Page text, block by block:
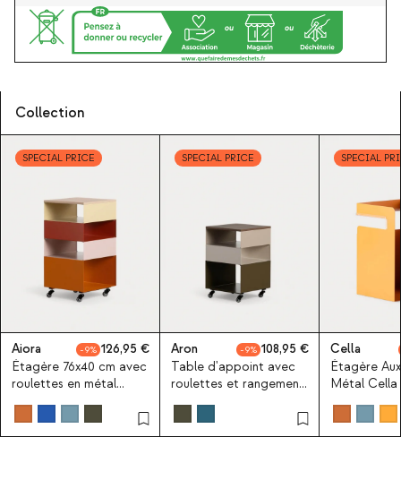
Collection
SPECIAL PRICE
Aiora 9
126,95
Étagère 76x40 cm avec
roulettes en métal
Aiora
SPECIAL PRICE
Aron 9
108,95
Table d'appoint avec
roulettes et rangement
40x40 cm en métal
SPECIAL
Cella
Étagère
Métal Cella